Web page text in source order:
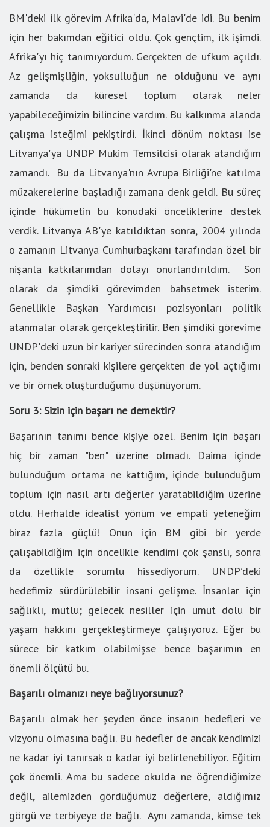
BM'deki ilk görevim Afrika'da, Malavi'de idi. Bu benim
için her bakımdan eğitici oldu. Çok gençtim, ilk işimdi.
Afrika'yı hiç tanımıyordum. Gerçekten de ufkum açıldı.
Az gelişmişliğin, yoksulluğun ne olduğunu ve aynı
zamanda da küresel toplum olarak neler
yapabileceğimizin bilincine vardım. Bu kalkınma alanda
çalışma isteğimi pekiştirdi. İkinci dönüm noktası ise
Litvanya'ya UNDP Mukim Temsilcisi olarak atandığım
zamandı. Bu da Litvanya'nın Avrupa Birliği'ne katılma
müzakerelerine başladığı zamana denk geldi. Bu süreç
içinde hükümetin bu konudaki önceliklerine destek
verdik. Litvanya AB'ye katıldıktan sonra, 2004 yılında
o zamanın Litvanya Cumhurbaşkanı tarafından özel bir
nişanla katkılarımdan dolayı onurlandırıldım. Son
olarak da şimdiki görevimden bahsetmek isterim.
Genellikle Başkan Yardımcısı pozisyonları politik
atanmalar olarak gerçekleştirilir. Ben şimdiki görevime
UNDP'deki uzun bir kariyer sürecinden sonra atandığım
için, benden sonraki kişilere gerçekten de yol açtığımı
ve bir örnek oluşturduğumu düşünüyorum.
Soru 3: Sizin için başarı ne demektir?
Başarının tanımı bence kişiye özel. Benim için başarı
hiç bir zaman "ben" üzerine olmadı. Daima içinde
bulunduğum ortama ne kattığım, içinde bulunduğum
toplum için nasıl artı değerler yaratabildiğim üzerine
oldu. Herhalde idealist yönüm ve empati yeteneğim
biraz fazla güçlü! Onun için BM gibi bir yerde
çalışabildiğim için öncelikle kendimi çok şanslı, sonra
da özellikle sorumlu hissediyorum. UNDP’deki
hedefimiz sürdürülebilir insani gelişme. İnsanlar için
sağlıklı, mutlu; gelecek nesiller için umut dolu bir
yaşam hakkını gerçekleştirmeye çalışıyoruz. Eğer bu
sürece bir katkım olabilmişse bence başarımın en
önemli ölçütü bu.
Başarılı olmanızı neye bağlıyorsunuz?
Başarılı olmak her şeyden önce insanın hedefleri ve
vizyonu olmasına bağlı. Bu hedefler de ancak kendimizi
ne kadar iyi tanırsak o kadar iyi belirlenebiliyor. Eğitim
çok önemli. Ama bu sadece okulda ne öğrendiğimize
değil, ailemizden gördüğümüz değerlere, aldığımız
görgü ve terbiyeye de bağlı. Aynı zamanda, kimse tek